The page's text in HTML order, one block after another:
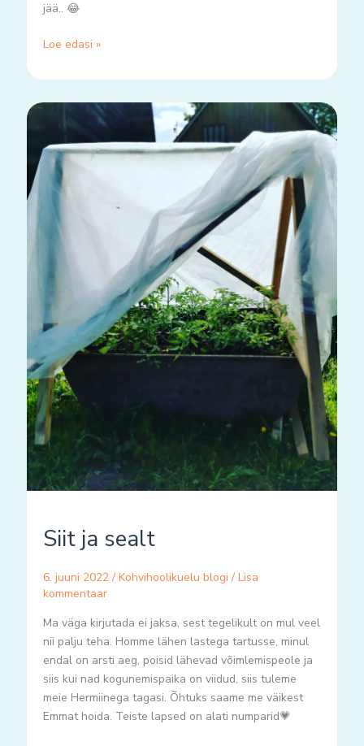
jää.. 😂
Loe edasi »
Siit ja sealt
6. juuni 2022 / Kohvihoolikuelu blogi / Lisa
kommentaar
Ma väga kirjutada ei jaksa, sest tegelikult on mul veel
nii palju teha. Homme lähen lastega tartusse, minul
endal on arsti aeg, poisid lähevad võimlemispeole ja
siis kui nad kogunemispaika on viidud, siis tuleme
meie Hermiinega tagasi. Õhtuks saame me väikest
Emmat hoida. Teiste lapsed on alati numparid💗
Siit
sealt